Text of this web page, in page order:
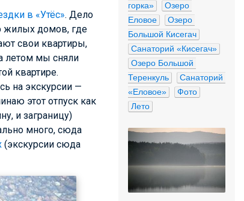
в «Утёс». Дело
жилых домов, где
свои квартиры,
летом мы сняли
квартире.
на экскурсии —
этот отпуск как
и заграницу)
много, сюда
(экскурсии сюда
горка»
Озеро
Еловое
Озеро
Большой Кисегач
Санаторий «Кисегач»
Озеро Большой
Теренкуль
Санаторий
«Еловое»
Фото
Лето